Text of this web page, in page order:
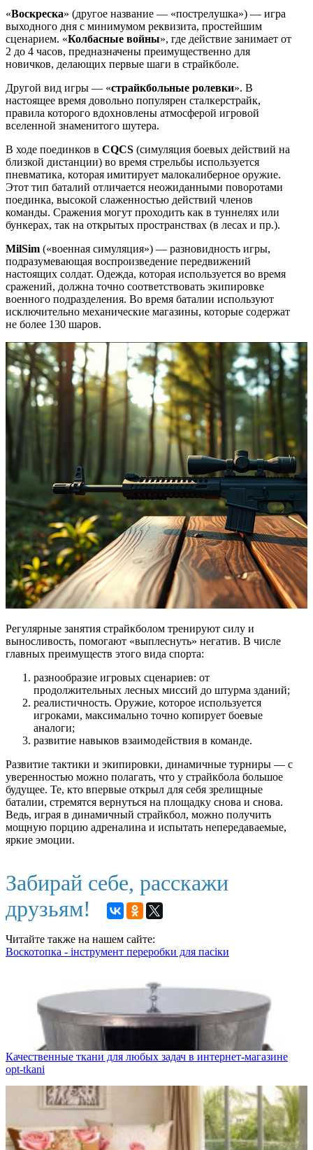
«Воскреска» (другое название — «пострелушка») — игра
выходного дня с минимумом реквизита, простейшим
сценарием. «Колбасные войны», где действие занимает от
2 до 4 часов, предназначены преимущественно для
новичков, делающих первые шаги в страйкболе.
Другой вид игры — «страйкбольные ролевки». В
настоящее время довольно популярен сталкерстрайк,
правила которого вдохновлены атмосферой игровой
вселенной знаменитого шутера.
В ходе поединков в CQCS (симуляция боевых действий на
близкой дистанции) во время стрельбы используется
пневматика, которая имитирует малокалиберное оружие.
Этот тип баталий отличается неожиданными поворотами
поединка, высокой слаженностью действий членов
команды. Сражения могут проходить как в туннелях или
бункерах, так на открытых пространствах (в лесах и пр.).
MilSim («военная симуляция») — разновидность игры,
подразумевающая воспроизведение передвижений
настоящих солдат. Одежда, которая используется во время
сражений, должна точно соответствовать экипировке
военного подразделения. Во время баталии используют
исключительно механические магазины, которые содержат
не более 130 шаров.
Регулярные занятия страйкболом тренируют силу и
выносливость, помогают «выплеснуть» негатив. В числе
главных преимуществ этого вида спорта:
разнообразие игровых сценариев: от
продолжительных лесных миссий до штурма зданий;
реалистичность. Оружие, которое используется
игроками, максимально точно копирует боевые
аналоги;
развитие навыков взаимодействия в команде.
Развитие тактики и экипировки, динамичные турниры — с
уверенностью можно полагать, что у страйкбола большое
будущее. Те, кто впервые открыл для себя зрелищные
баталии, стремятся вернуться на площадку снова и снова.
Ведь, играя в динамичный страйкбол, можно получить
мощную порцию адреналина и испытать непередаваемые,
яркие эмоции.
Забирай себе, расскажи
друзьям!
Читайте также на нашем сайте:
Воскотопка - інструмент переробки для пасіки
Качественные ткани для любых задач в интернет-магазине
opt-tkani